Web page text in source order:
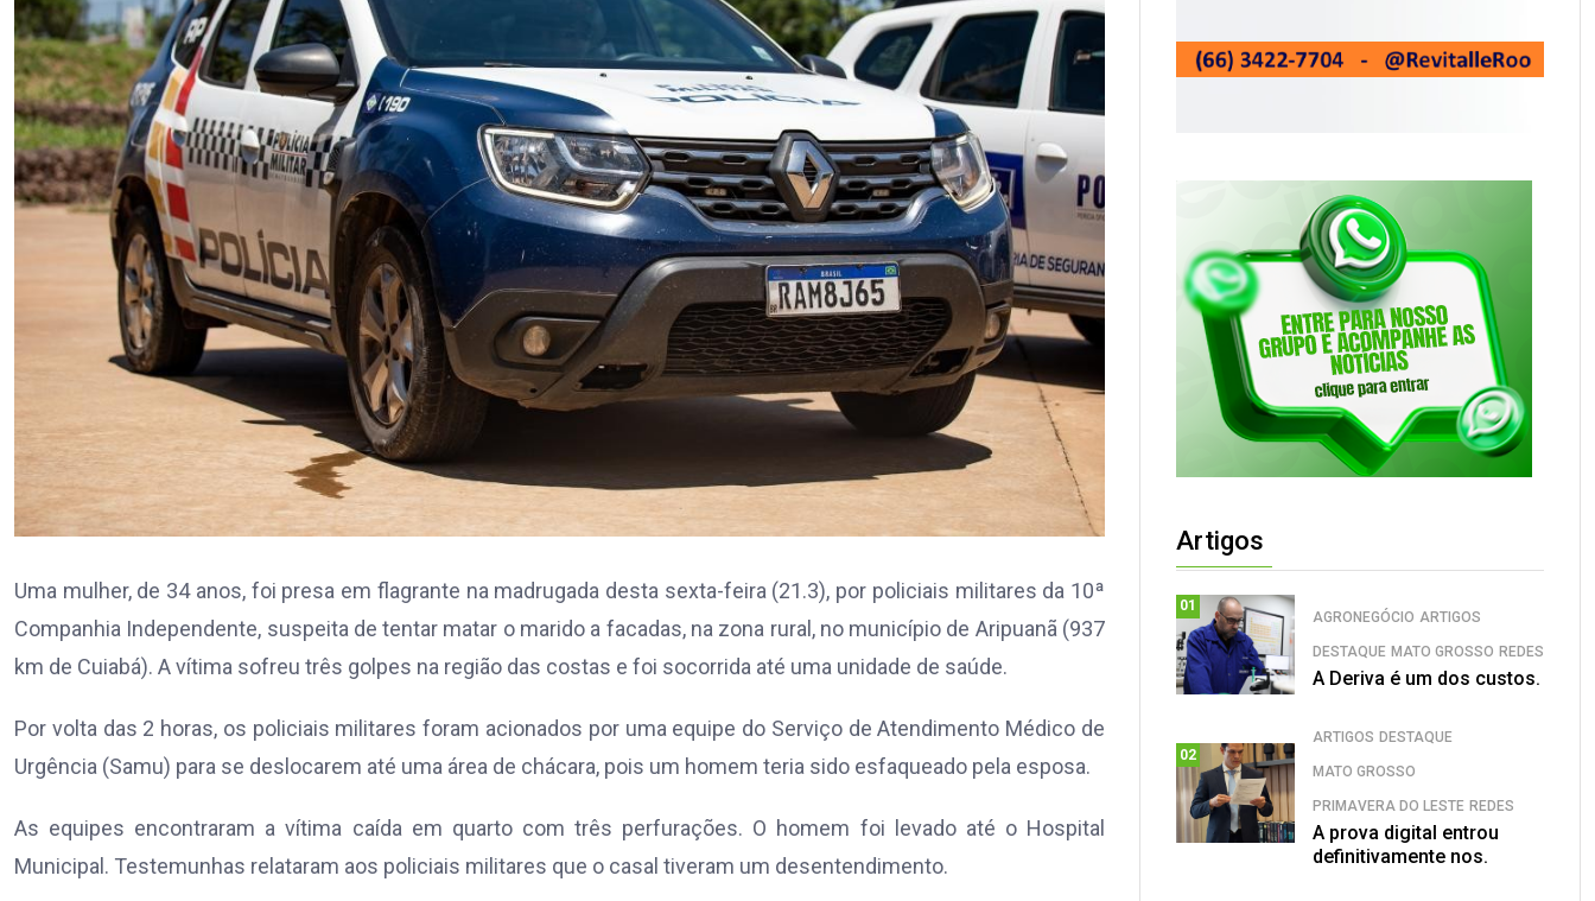
Uma mulher, de 34 anos, foi presa em flagrante na madrugada desta sexta-feira (21.3), por policiais militares da 10ª
Companhia Independente, suspeita de tentar matar o marido a facadas, na zona rural, no município de Aripuanã (937
km de Cuiabá). A vítima sofreu três golpes na região das costas e foi socorrida até uma unidade de saúde.
Por volta das 2 horas, os policiais militares foram acionados por uma equipe do Serviço de Atendimento Médico de
Urgência (Samu) para se deslocarem até uma área de chácara, pois um homem teria sido esfaqueado pela esposa.
As equipes encontraram a vítima caída em quarto com três perfurações. O homem foi levado até o Hospital
Municipal. Testemunhas relataram aos policiais militares que o casal tiveram um desentendimento.
Artigos
01
AGRONEGÓCIO ARTIGOS
DESTAQUE MATO GROSSO REDES
A Deriva é um dos custos.
02
ARTIGOS DESTAQUE
MATO GROSSO
PRIMAVERA DO LESTE REDES
A prova digital entrou
definitivamente nos.